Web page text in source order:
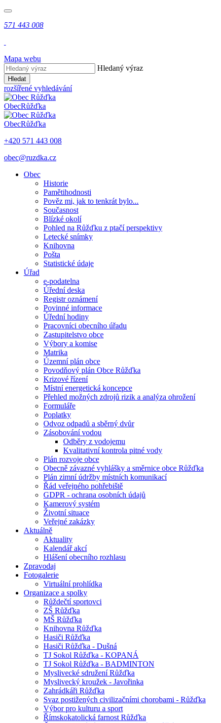
571 443 008
Mapa webu
Hledaný výraz
Hledat
rozšířené vyhledávání
ObecRůžďka
ObecRůžďka
+420 571 443 008
obec@ruzdka.cz
Obec
Historie
Pamětihodnosti
Pověz mi, jak to tenkrát bylo...
Současnost
Blízké okolí
Pohled na Růžďku z ptačí perspektivy
Letecké snímky
Knihovna
Pošta
Statistické údaje
Úřad
e-podatelna
Úřední deska
Registr oznámení
Povinné informace
Úřední hodiny
Pracovníci obecního úřadu
Zastupitelstvo obce
Výbory a komise
Matrika
Územní plán obce
Povodňový plán Obce Růžďka
Krizové řízení
Místní energetická koncepce
Přehled možných zdrojů rizik a analýza ohrožení
Formuláře
Poplatky
Odvoz odpadů a sběrný dvůr
Zásobování vodou
Odběry z vodojemu
Kvalitativní kontrola pitné vody
Plán rozvoje obce
Obecně závazné vyhlášky a směrnice obce Růžďka
Plán zimní údržby místních komunikací
Řád veřejného pohřebiště
GDPR - ochrana osobních údajů
Kamerový systém
Životní situace
Veřejné zakázky
Aktuálně
Aktuality
Kalendář akcí
Hlášení obecního rozhlasu
Zpravodaj
Fotogalerie
Virtuální prohlídka
Organizace a spolky
Růždečtí sportovci
ZŠ Růžďka
MŠ Růžďka
Knihovna Růžďka
Hasiči Růžďka
Hasiči Růžďka - Dušná
TJ Sokol Růžďka - KOPANÁ
TJ Sokol Růžďka - BADMINTON
Myslivecké sdružení Růžďka
Myslivecký kroužek - Javořinka
Zahrádkáři Růžďka
Svaz postižených civilizačními chorobami - Růžďka
Výbor pro kulturu a sport
Římskokatolická farnost Růžďka